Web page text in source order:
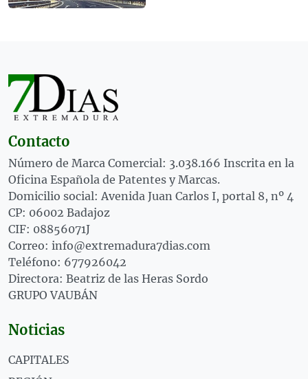
Contacto
Número de Marca Comercial: 3.038.166 Inscrita en la
Oficina Española de Patentes y Marcas.
Domicilio social: Avenida Juan Carlos I, portal 8, nº 4
CP: 06002 Badajoz
CIF: 08856071J
Correo: info@extremadura7dias.com
Teléfono: 677926042
Directora: Beatriz de las Heras Sordo
GRUPO VAUBÁN
Noticias
CAPITALES